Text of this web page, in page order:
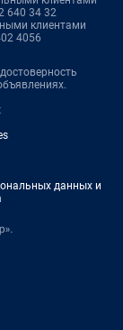
640 34 32
клиентами
4056
данных и